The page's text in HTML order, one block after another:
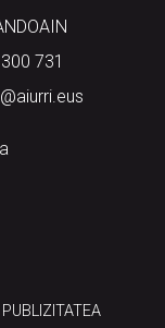
731
PUBLIZITATEA